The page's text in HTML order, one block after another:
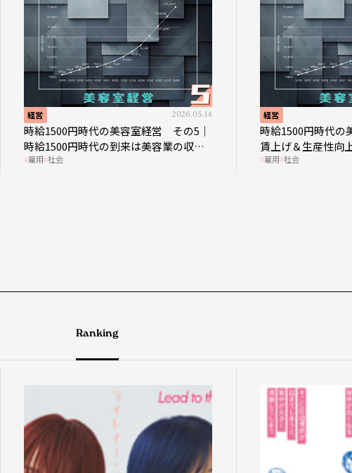
経営 2026.05.14
時給1500円時代の美容室経営 その5｜
時給1500円時代の到来は美容業の収益
構造を見直す契機
雇用 社会
経営
時給1500円時代の
賃上げ＆生産性向
成金活用
雇用 社会
Ranking